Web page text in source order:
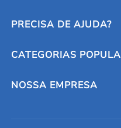
PRECISA DE AJUDA?
Conversores e
Entre em contato conosco
CATEGORIAS
Metais refratários
NOSSA EMPRESA